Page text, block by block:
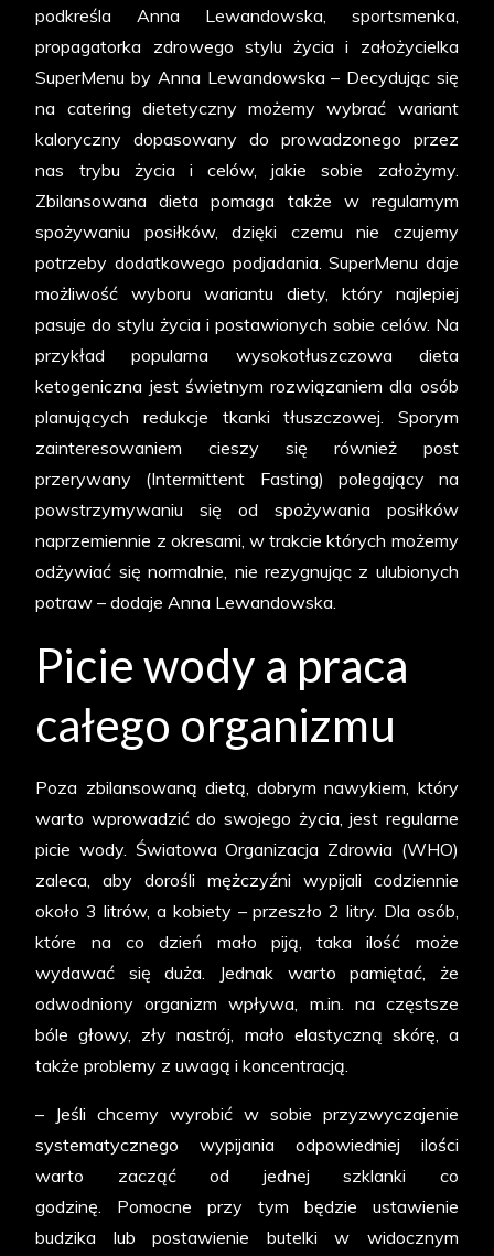
podkreśla Anna Lewandowska, sportsmenka,
propagatorka zdrowego stylu życia i założycielka
SuperMenu by Anna Lewandowska – Decydując się
na catering dietetyczny możemy wybrać wariant
kaloryczny dopasowany do prowadzonego przez
nas trybu życia i celów, jakie sobie założymy.
Zbilansowana dieta pomaga także w regularnym
spożywaniu posiłków, dzięki czemu nie czujemy
potrzeby dodatkowego podjadania. SuperMenu daje
możliwość wyboru wariantu diety, który najlepiej
pasuje do stylu życia i postawionych sobie celów. Na
przykład popularna wysokotłuszczowa dieta
ketogeniczna jest świetnym rozwiązaniem dla osób
planujących redukcje tkanki tłuszczowej. Sporym
zainteresowaniem cieszy się również post
przerywany (Intermittent Fasting) polegający na
powstrzymywaniu się od spożywania posiłków
naprzemiennie z okresami, w trakcie których możemy
odżywiać się normalnie, nie rezygnując z ulubionych
potraw – dodaje Anna Lewandowska.
Picie wody a praca
całego organizmu
Poza zbilansowaną dietą, dobrym nawykiem, który
warto wprowadzić do swojego życia, jest regularne
picie wody. Światowa Organizacja Zdrowia (WHO)
zaleca, aby dorośli mężczyźni wypijali codziennie
około 3 litrów, a kobiety – przeszło 2 litry. Dla osób,
które na co dzień mało piją, taka ilość może
wydawać się duża. Jednak warto pamiętać, że
odwodniony organizm wpływa, m.in. na częstsze
bóle głowy, zły nastrój, mało elastyczną skórę, a
także problemy z uwagą i koncentracją.
– Jeśli chcemy wyrobić w sobie przyzwyczajenie
systematycznego wypijania odpowiedniej ilości
warto zacząć od jednej szklanki co
godzinę. Pomocne przy tym będzie ustawienie
budzika lub postawienie butelki w widocznym